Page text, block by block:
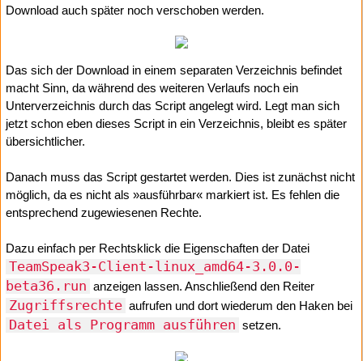
Download auch später noch verschoben werden.
Das sich der Download in einem separaten Verzeichnis befindet
macht Sinn, da während des weiteren Verlaufs noch ein
Unterverzeichnis durch das Script angelegt wird. Legt man sich
jetzt schon eben dieses Script in ein Verzeichnis, bleibt es später
übersichtlicher.
Danach muss das Script gestartet werden. Dies ist zunächst nicht
möglich, da es nicht als »ausführbar« markiert ist. Es fehlen die
entsprechend zugewiesenen Rechte.
Dazu einfach per Rechtsklick die Eigenschaften der Datei
TeamSpeak3-Client-linux_amd64-3.0.0-
beta36.run anzeigen lassen. Anschließend den Reiter
Zugriffsrechte aufrufen und dort wiederum den Haken bei
Datei als Programm ausführen setzen.